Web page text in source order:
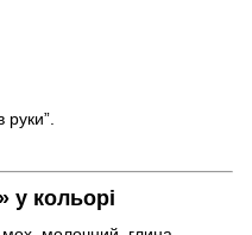
руки”.
у кольорі